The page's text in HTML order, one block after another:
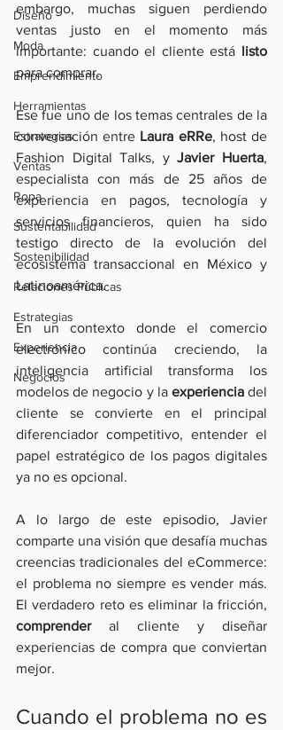
Diseño
Moda
Emprendimiento
Herramientas
Estrategias
Ventas
Ropa
Sustentabilidad
Sostenibilidad
Relaciones Públicas
Estrategias
Experiencia
Negocios
embargo, muchas siguen perdiendo
ventas justo en el momento más
importante: cuando el cliente está listo
para comprar.
Ese fue uno de los temas centrales de la
conversación entre Laura eRRe, host de
Fashion Digital Talks, y Javier Huerta,
especialista con más de 25 años de
experiencia en pagos, tecnología y
servicios financieros, quien ha sido
testigo directo de la evolución del
ecosistema transaccional en México y
Latinoamérica.
En un contexto donde el comercio
electrónico continúa creciendo, la
inteligencia artificial transforma los
modelos de negocio y la experiencia del
cliente se convierte en el principal
diferenciador competitivo, entender el
papel estratégico de los pagos digitales
ya no es opcional.
A lo largo de este episodio, Javier
comparte una visión que desafía muchas
creencias tradicionales del eCommerce:
el problema no siempre es vender más.
comprender al cliente y diseñar
experiencias de compra que conviertan
mejor.
Cuando el problema no es